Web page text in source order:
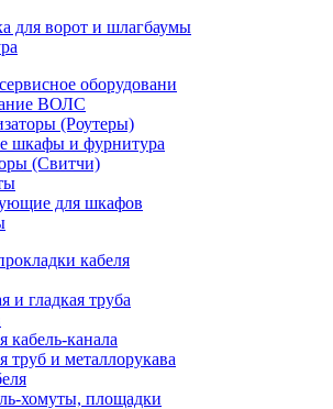
для ворот и шлагбаумы
оборудовани
ВОЛС
(Роутеры)
шкафы и фурнитура
(Свитчи)
для шкафов
кабеля
и гладкая труба
кабель-канала
труб и металлорукава
хомуты, площадки